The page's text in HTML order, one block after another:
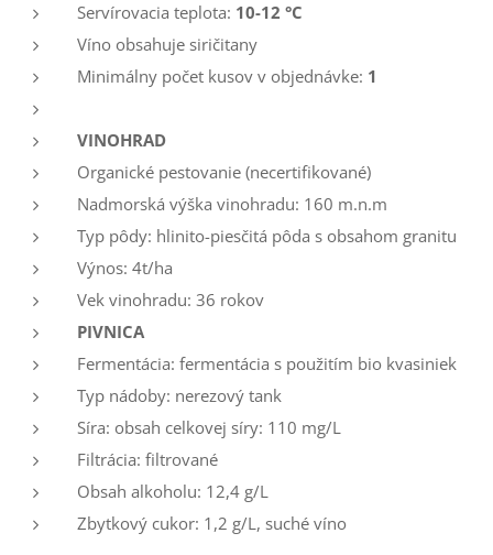
Servírovacia teplota: 10-12 °C
Víno obsahuje siričitany
Minimálny počet kusov v objednávke: 1
VINOHRAD
Organické pestovanie (necertifikované)
Nadmorská výška vinohradu: 160 m.n.m
Typ pôdy: hlinito-piesčitá pôda s obsahom granitu
Výnos: 4t/ha
Vek vinohradu: 36 rokov
PIVNICA
Fermentácia: fermentácia s použitím bio kvasiniek
Typ nádoby: nerezový tank
Síra: obsah celkovej síry: 110 mg/L
Filtrácia: filtrované
Obsah alkoholu: 12,4 g/L
Zbytkový cukor: 1,2 g/L, suché víno